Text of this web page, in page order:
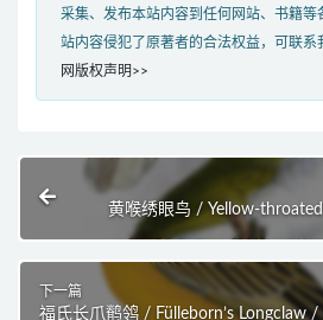
采集、发布本站内容到任何网站、书籍等
站内容侵犯了原著者的合法权益，可联系
网版权声明>>
黄喉绣眼鸟 / Yellow-
下一篇
福氏长爪鹡鸰 / Fülleborn’s Longclaw